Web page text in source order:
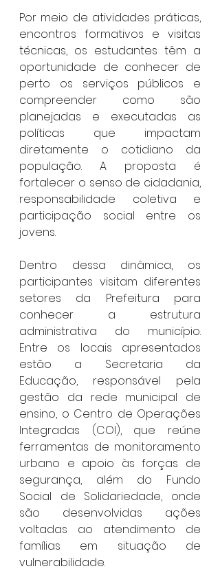
Por meio de atividades práticas,
encontros formativos e visitas
técnicas, os estudantes têm a
oportunidade de conhecer de
perto os serviços públicos e
compreender como são
planejadas e executadas as
políticas que impactam
diretamente o cotidiano da
população. A proposta é
fortalecer o senso de cidadania,
responsabilidade coletiva e
participação social entre os
jovens.
Dentro dessa dinâmica, os
participantes visitam diferentes
setores da Prefeitura para
conhecer a estrutura
administrativa do município.
Entre os locais apresentados
estão a Secretaria da
Educação, responsável pela
gestão da rede municipal de
ensino, o Centro de Operações
Integradas (COI), que reúne
ferramentas de monitoramento
urbano e apoio às forças de
segurança, além do Fundo
Social de Solidariedade, onde
são desenvolvidas ações
voltadas ao atendimento de
famílias em situação de
vulnerabilidade.